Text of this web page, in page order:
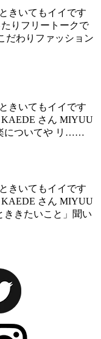
きいてもイイです
りフリートークで
だわりファッション
きいてもイイです
KAEDE さん MIYUU
についてや リ……
きいてもイイです
KAEDE さん MIYUU
ききたいこと」聞い